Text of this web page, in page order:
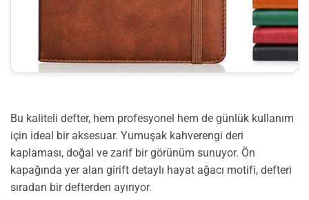
Bu kaliteli defter, hem profesyonel hem de günlük kullanım
için ideal bir aksesuar. Yumuşak kahverengi deri
kaplaması, doğal ve zarif bir görünüm sunuyor. Ön
kapağında yer alan girift detaylı hayat ağacı motifi, defteri
sıradan bir defterden ayırıyor.